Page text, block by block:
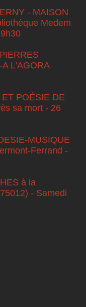
- MAISON
Medem
L'AGORA
POÉSIE DE
sa mort - 26
MUSIQUE
Ferrand -
à la
- Samedi